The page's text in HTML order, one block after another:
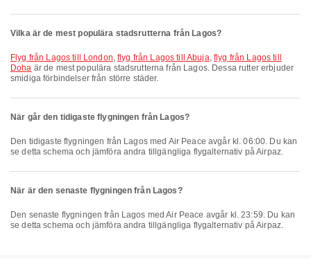
Vilka är de mest populära stadsrutterna från Lagos?
flyg från Lagos till London,flyg från Lagos till Abuja, flyg från Lagos till
Doha är de mest populära stadsrutterna från Lagos. Dessa rutter erbjuder
smidiga förbindelser från större städer.
När går den tidigaste flygningen från Lagos?
Den tidigaste flygningen från Lagos med Air Peace avgår kl. 06:00. Du kan
se detta schema och jämföra andra tillgängliga flygalternativ på Airpaz.
När är den senaste flygningen från Lagos?
Den senaste flygningen från Lagos med Air Peace avgår kl. 23:59. Du kan
se detta schema och jämföra andra tillgängliga flygalternativ på Airpaz.